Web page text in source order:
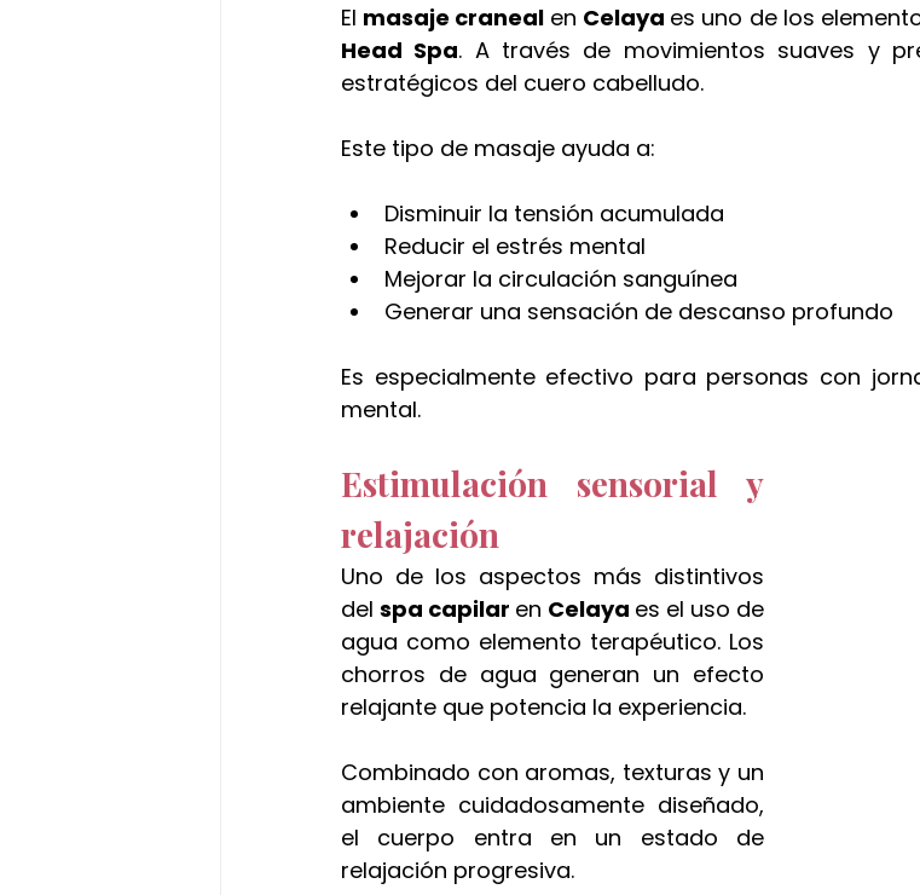
El masaje craneal en Celaya es uno de los
Head Spa. A través de movimientos suaves y
estratégicos del cuero cabelludo.
Este tipo de masaje ayuda a:
Disminuir la tensión acumulada
Reducir el estrés mental
Mejorar la circulación sanguínea
Generar una sensación de descanso profundo
Es especialmente efectivo para personas con
mental.
Estimulación sensorial y
relajación
Uno de los aspectos más distintivos
del spa capilar en Celaya es el uso de
agua como elemento terapéutico. Los
chorros de agua generan un efecto
relajante que potencia la experiencia.
Combinado con aromas, texturas y un
ambiente cuidadosamente diseñado,
el cuerpo entra en un estado de
relajación progresiva.